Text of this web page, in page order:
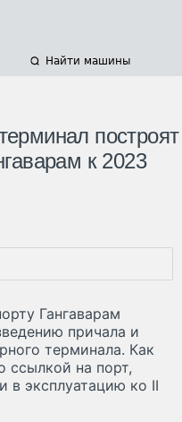
Найти машины
построят
к 2023
Гангаварам
причала и
терминала. Как
ссылкой на порт,
в эксплуатацию ко II